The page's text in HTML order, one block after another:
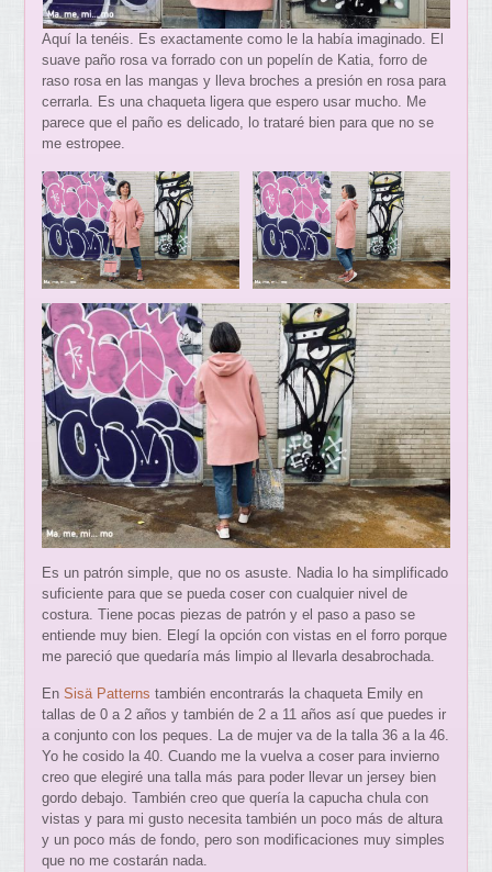
Aquí la tenéis. Es exactamente como le la había imaginado. El
suave paño rosa va forrado con un popelín de Katia, forro de
raso rosa en las mangas y lleva broches a presión en rosa para
cerrarla. Es una chaqueta ligera que espero usar mucho. Me
parece que el paño es delicado, lo trataré bien para que no se
me estropee.
Es un patrón simple, que no os asuste. Nadia lo ha simplificado
suficiente para que se pueda coser con cualquier nivel de
costura. Tiene pocas piezas de patrón y el paso a paso se
entiende muy bien. Elegí la opción con vistas en el forro porque
me pareció que quedaría más limpio al llevarla desabrochada.
EnSisä Patterns también encontrarás la chaqueta Emily en
tallas de 0 a 2 años y también de 2 a 11 años así que puedes ir
a conjunto con los peques. La de mujer va de la talla 36 a la 46.
Yo he cosido la 40. Cuando me la vuelva a coser para invierno
creo que elegiré una talla más para poder llevar un jersey bien
gordo debajo. También creo que quería la capucha chula con
vistas y para mi gusto necesita también un poco más de altura
y un poco más de fondo, pero son modificaciones muy simples
que no me costarán nada.